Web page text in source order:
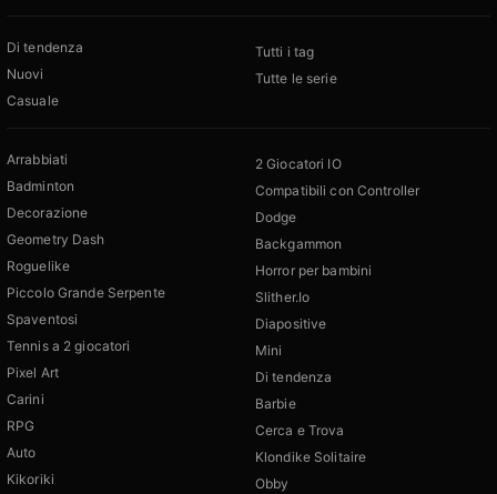
Di tendenza
Nuovi
Casuale
Tutti i tag
Tutte le serie
Arrabbiati
Badminton
Decorazione
Geometry Dash
Roguelike
Piccolo Grande Serpente
Spaventosi
Tennis a 2 giocatori
Pixel Art
Carini
RPG
Auto
Kikoriki
2 Giocatori IO
Compatibili con Controller
Dodge
Backgammon
Horror per bambini
Slither.Io
Diapositive
Mini
Di tendenza
Barbie
Cerca e Trova
Klondike Solitaire
Obby